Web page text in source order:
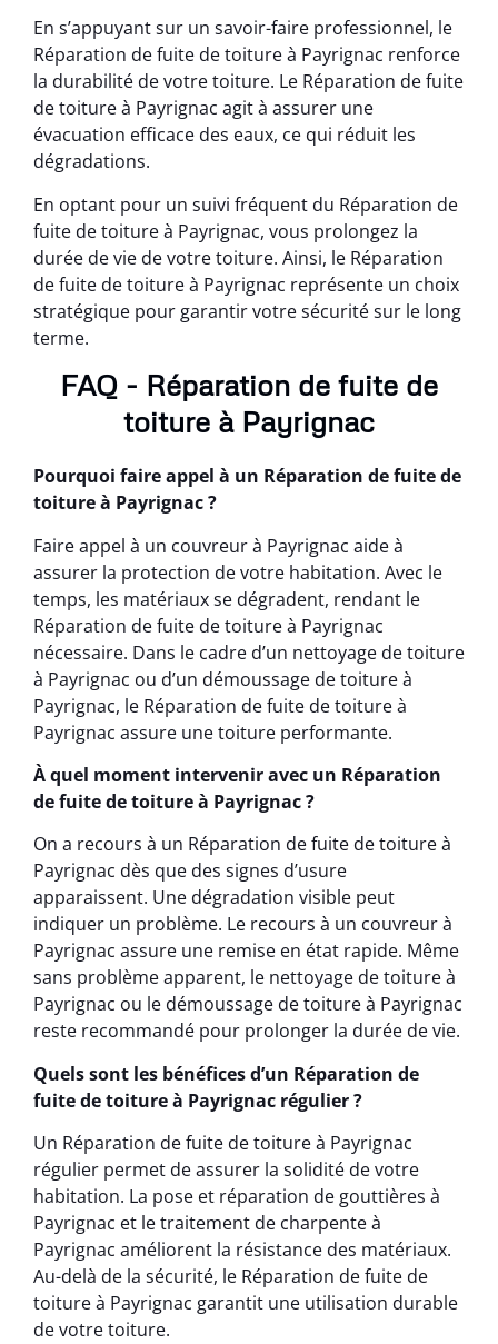
En s’appuyant sur un savoir-faire professionnel, le
Réparation de fuite de toiture à Payrignac renforce
la durabilité de votre toiture. Le Réparation de fuite
de toiture à Payrignac agit à assurer une
évacuation efficace des eaux, ce qui réduit les
dégradations.
En optant pour un suivi fréquent du Réparation de
fuite de toiture à Payrignac, vous prolongez la
durée de vie de votre toiture. Ainsi, le Réparation
de fuite de toiture à Payrignac représente un choix
stratégique pour garantir votre sécurité sur le long
terme.
FAQ - Réparation de fuite de
toiture à Payrignac
Pourquoi faire appel à un Réparation de fuite de
toiture à Payrignac ?
Faire appel à un couvreur à Payrignac aide à
assurer la protection de votre habitation. Avec le
temps, les matériaux se dégradent, rendant le
Réparation de fuite de toiture à Payrignac
nécessaire. Dans le cadre d’un nettoyage de toiture
à Payrignac ou d’un démoussage de toiture à
Payrignac, le Réparation de fuite de toiture à
Payrignac assure une toiture performante.
À quel moment intervenir avec un Réparation
de fuite de toiture à Payrignac ?
On a recours à un Réparation de fuite de toiture à
Payrignac dès que des signes d’usure
apparaissent. Une dégradation visible peut
indiquer un problème. Le recours à un couvreur à
Payrignac assure une remise en état rapide. Même
sans problème apparent, le nettoyage de toiture à
Payrignac ou le démoussage de toiture à Payrignac
reste recommandé pour prolonger la durée de vie.
Quels sont les bénéfices d’un Réparation de
fuite de toiture à Payrignac régulier ?
Un Réparation de fuite de toiture à Payrignac
régulier permet de assurer la solidité de votre
habitation. La pose et réparation de gouttières à
Payrignac et le traitement de charpente à
Payrignac améliorent la résistance des matériaux.
Au-delà de la sécurité, le Réparation de fuite de
toiture à Payrignac garantit une utilisation durable
de votre toiture.